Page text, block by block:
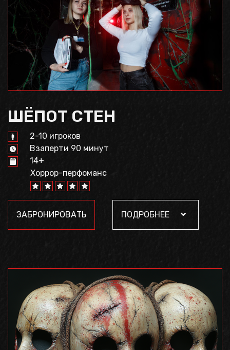
ШЁПОТ СТЕН
2-10 игроков
Взаперти 90 минут
14+
Хоррор-перфоманс
ЗАБРОНИРОВАТЬ ПОДРОБНЕЕ